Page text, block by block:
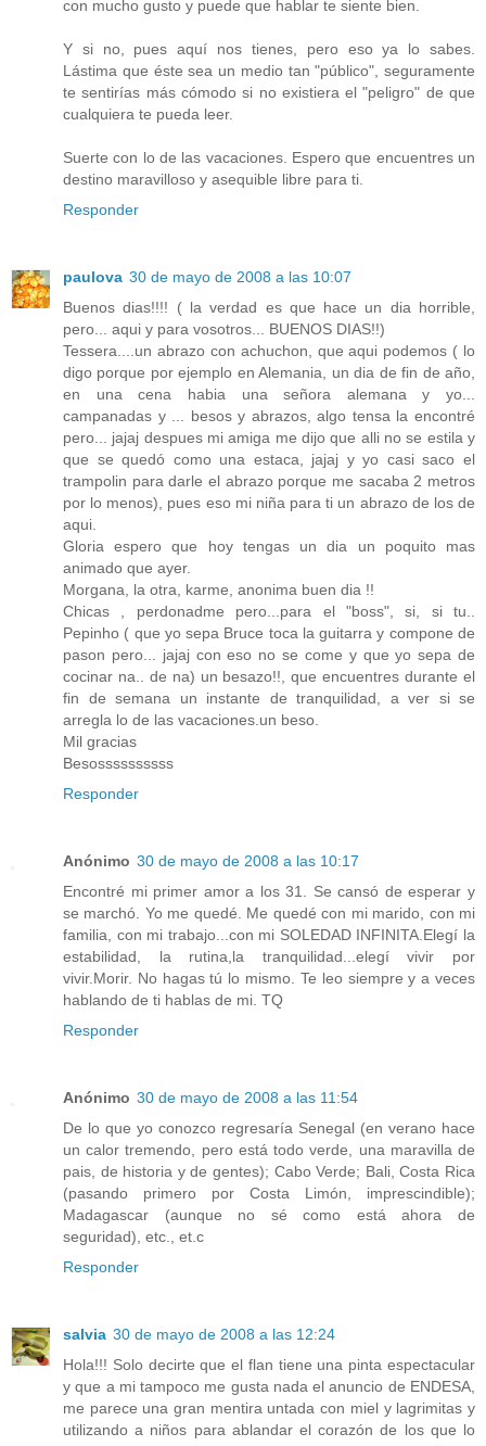
con mucho gusto y puede que hablar te siente bien.
Y si no, pues aquí nos tienes, pero eso ya lo sabes.
Lástima que éste sea un medio tan "público", seguramente
te sentirías más cómodo si no existiera el "peligro" de que
cualquiera te pueda leer.
Suerte con lo de las vacaciones. Espero que encuentres un
destino maravilloso y asequible libre para ti.
Responder
paulova 30 de mayo de 2008 a las 10:07
Buenos dias!!!! ( la verdad es que hace un dia horrible,
pero... aqui y para vosotros... BUENOS DIAS!!)
Tessera....un abrazo con achuchon, que aqui podemos ( lo
digo porque por ejemplo en Alemania, un dia de fin de año,
en una cena habia una señora alemana y yo...
campanadas y ... besos y abrazos, algo tensa la encontré
pero... jajaj despues mi amiga me dijo que alli no se estila y
que se quedó como una estaca, jajaj y yo casi saco el
trampolin para darle el abrazo porque me sacaba 2 metros
por lo menos), pues eso mi niña para ti un abrazo de los de
aqui.
Gloria espero que hoy tengas un dia un poquito mas
animado que ayer.
Morgana, la otra, karme, anonima buen dia !!
Chicas , perdonadme pero...para el "boss", si, si tu..
Pepinho ( que yo sepa Bruce toca la guitarra y compone de
pason pero... jajaj con eso no se come y que yo sepa de
cocinar na.. de na) un besazo!!, que encuentres durante el
fin de semana un instante de tranquilidad, a ver si se
arregla lo de las vacaciones.un beso.
Mil gracias
Besossssssssss
Responder
Anónimo 30 de mayo de 2008 a las 10:17
Encontré mi primer amor a los 31. Se cansó de esperar y
se marchó. Yo me quedé. Me quedé con mi marido, con mi
familia, con mi trabajo...con mi SOLEDAD INFINITA.Elegí la
estabilidad, la rutina,la tranquilidad...elegí vivir por
vivir.Morir. No hagas tú lo mismo. Te leo siempre y a veces
hablando de ti hablas de mi. TQ
Responder
Anónimo 30 de mayo de 2008 a las 11:54
De lo que yo conozco regresaría Senegal (en verano hace
un calor tremendo, pero está todo verde, una maravilla de
pais, de historia y de gentes); Cabo Verde; Bali, Costa Rica
(pasando primero por Costa Limón, imprescindible);
Madagascar (aunque no sé como está ahora de
seguridad), etc., et.c
Responder
salvia 30 de mayo de 2008 a las 12:24
Hola!!! Solo decirte que el flan tiene una pinta espectacular
y que a mi tampoco me gusta nada el anuncio de ENDESA,
me parece una gran mentira untada con miel y lagrimitas y
utilizando a niños para ablandar el corazón de los que lo